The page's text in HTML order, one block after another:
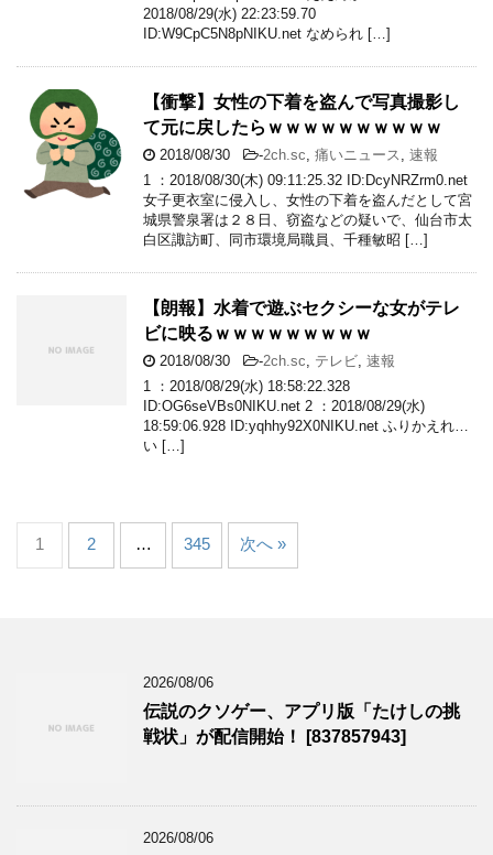
2018/08/29(水) 22:23:59.70
ID:W9CpC5N8pNIKU.net なめられ […]
【衝撃】女性の下着を盗んで写真撮影し
て元に戻したらｗｗｗｗｗｗｗｗｗｗ
2018/08/30 -2ch.sc 痛いニュース
速報
1 ：2018/08/30(木) 09:11:25.32 ID:DcyNRZrm0.net
女子更衣室に侵入し、女性の下着を盗んだとして宮
城県警泉署は２８日、窃盗などの疑いで、仙台市太
白区諏訪町、同市環境局職員、千種敏昭 […]
【朗報】水着で遊ぶセクシーな女がテレ
ビに映るｗｗｗｗｗｗｗｗｗ
2018/08/30 -2ch.sc テレビ 速報
1 ：2018/08/29(水) 18:58:22.328
ID:OG6seVBs0NIKU.net 2 ：2018/08/29(水)
18:59:06.928 ID:yqhhy92X0NIKU.net ふりかえれ…
い […]
1 2 … 345 次へ »
2026/08/06
伝説のクソゲー、アプリ版「たけしの挑
戦状」が配信開始！ [837857943]
2026/08/06